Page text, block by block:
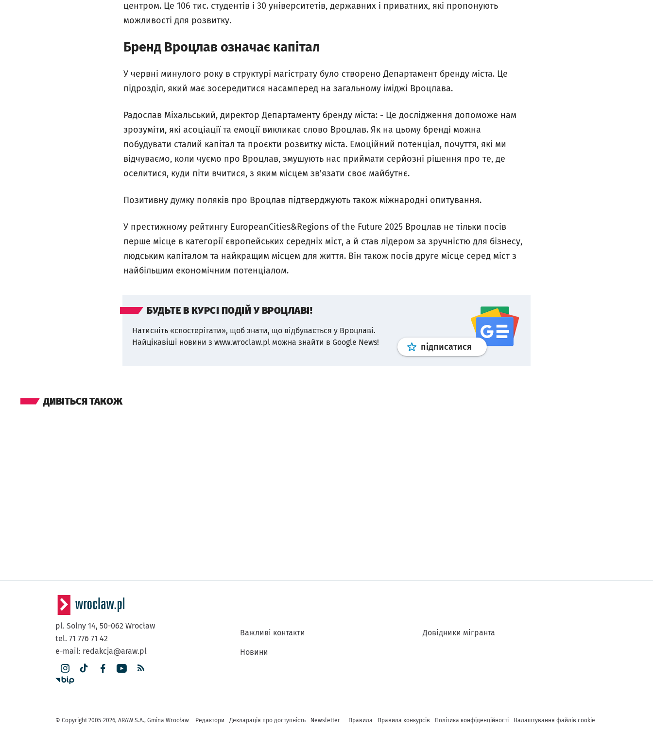
центром. Це 106 тис. студентів і 30 університетів, державних і приватних, які пропонують
можливості для розвитку.
Бренд Вроцлав означає капітал
У червні минулого року в структурі магістрату було створено Департамент бренду міста. Це
підрозділ, який має зосередитися насамперед на загальному іміджі Вроцлава.
Радослав Міхальський, директор Департаменту бренду міста: - Це дослідження допоможе нам
зрозуміти, які асоціації та емоції викликає слово Вроцлав. Як на цьому бренді можна
побудувати сталий капітал та проєкти розвитку міста. Емоційний потенціал, почуття, які ми
відчуваємо, коли чуємо про Вроцлав, змушують нас приймати серйозні рішення про те, де
оселитися, куди піти вчитися, з яким місцем зв'язати своє майбутнє.
Позитивну думку поляків про Вроцлав підтверджують також міжнародні опитування.
У престижному рейтингу EuropeanCities&Regions of the Future 2025 Вроцлав не тільки посів
перше місце в категорії європейських середніх міст, а й став лідером за зручністю для бізнесу,
людським капіталом та найкращим місцем для життя. Він також посів друге місце серед міст з
найбільшим економічним потенціалом.
БУДЬТЕ В КУРСІ ПОДІЙ У ВРОЦЛАВІ!
Натисніть «спостерігати», щоб знати, що відбувається у Вроцлаві.
Найцікавіші новини з www.wroclaw.pl можна знайти в Google News!
підписатися Профільgoogle news
ДИВІТЬСЯ ТАКОЖ
pl. Solny 14, 50-062 Wrocław
tel. 71 776 71 42
e-mail: redakcja@araw.pl
Важливі контакти
Новини
Довідники мігранта
© Copyright 2005-2026, ARAW S.A., Gmina Wrocław Інша інформація
Редактори Декларація про доступність Newsletter Правила Правила конкурсів Політика конфіденційності Налаштування файлів cookie